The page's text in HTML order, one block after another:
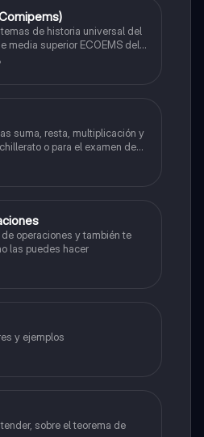
de historia universal del
media superior ECOEMS del
suma, resta, multiplicación y
o para el examen de
operaciones y también te
las puedes hacer
y ejemplos
sobre el teorema de